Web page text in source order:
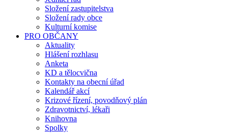
Složení zastupitelstva
Složení rady obce
Kulturní komise
PRO OBČANY
Aktuality
Hlášení rozhlasu
Anketa
KD a tělocvična
Kontakty na obecní úřad
Kalendář akcí
Krizové řízení, povodňový plán
Zdravotnictví, lékaři
Knihovna
Spolky